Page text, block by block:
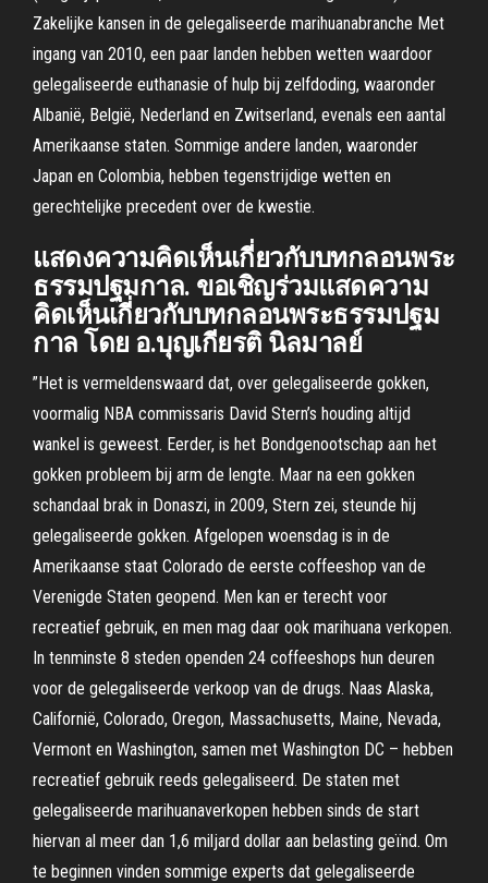
Zakelijke kansen in de gelegaliseerde marihuanabranche Met
ingang van 2010, een paar landen hebben wetten waardoor
gelegaliseerde euthanasie of hulp bij zelfdoding, waaronder
Albanië, België, Nederland en Zwitserland, evenals een aantal
Amerikaanse staten. Sommige andere landen, waaronder
Japan en Colombia, hebben tegenstrijdige wetten en
gerechtelijke precedent over de kwestie.
แสดงความคิดเห็นเกี่ยวกับบทกลอนพระ
ธรรมปฐมกาล. ขอเชิญร่วมแสดความ
คิดเห็นเกี่ยวกับบทกลอนพระธรรมปฐม
กาล โดย อ.บุญเกียรติ นิลมาลย์
”Het is vermeldenswaard dat, over gelegaliseerde gokken,
voormalig NBA commissaris David Stern’s houding altijd
wankel is geweest. Eerder, is het Bondgenootschap aan het
gokken probleem bij arm de lengte. Maar na een gokken
schandaal brak in Donaszi, in 2009, Stern zei, steunde hij
gelegaliseerde gokken. Afgelopen woensdag is in de
Amerikaanse staat Colorado de eerste coffeeshop van de
Verenigde Staten geopend. Men kan er terecht voor
recreatief gebruik, en men mag daar ook marihuana verkopen.
In tenminste 8 steden openden 24 coffeeshops hun deuren
voor de gelegaliseerde verkoop van de drugs. Naas Alaska,
Californië, Colorado, Oregon, Massachusetts, Maine, Nevada,
Vermont en Washington, samen met Washington DC – hebben
recreatief gebruik reeds gelegaliseerd. De staten met
gelegaliseerde marihuanaverkopen hebben sinds de start
hiervan al meer dan 1,6 miljard dollar aan belasting geïnd. Om
te beginnen vinden sommige experts dat gelegaliseerde